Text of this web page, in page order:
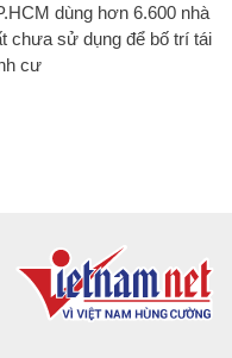
dùng hơn 6.600 nhà
chưa sử dụng để bố trí tái
cư